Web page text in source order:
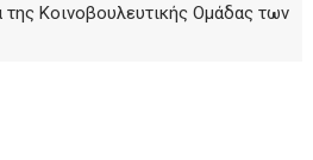
της Κοινοβουλευτικής Ομάδας των